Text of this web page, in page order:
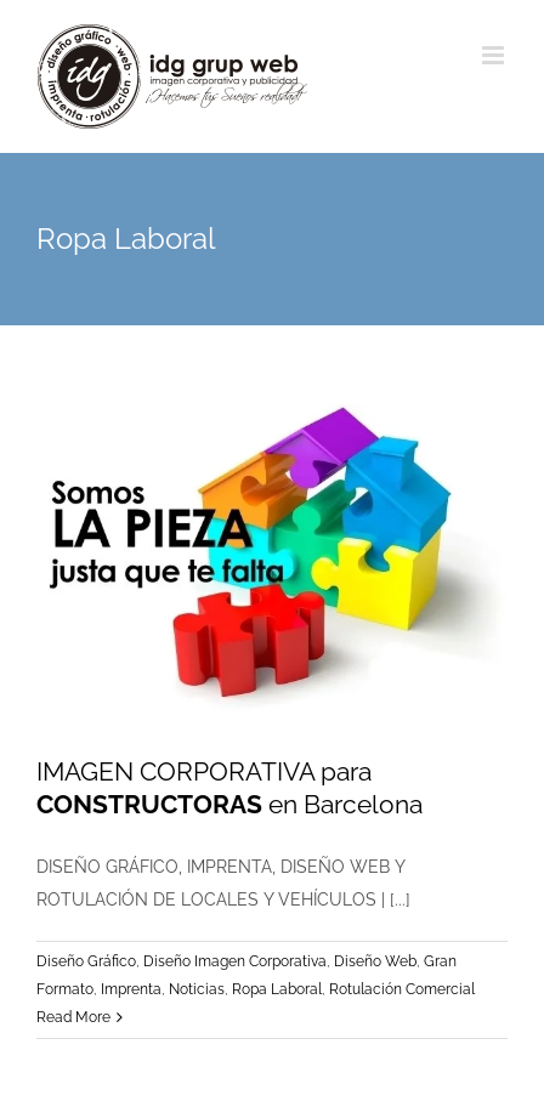
Ropa Laboral
IMAGEN CORPORATIVA para
CONSTRUCTORAS en Barcelona
DISEÑO GRÁFICO, IMPRENTA, DISEÑO WEB Y
ROTULACIÓN DE LOCALES Y VEHÍCULOS | [...]
Diseño Gráfico Diseño Imagen Corporativa Diseño Web Gran
Formato Imprenta Noticias Ropa Laboral
Rotulación Comercial
Read More